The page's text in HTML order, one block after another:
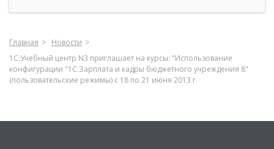
Главная
Новости
1С:Учебный центр N3 приглашает на курсы: "Использование
конфигурации "1C:Зарплата и кадры бюджетного учреждения 8"
(пользовательские режимы) с 18 по 21 июня 2013 г